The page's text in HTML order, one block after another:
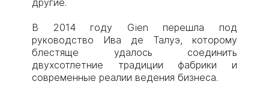
В 2014 году Gien перешла под
руководство Ива де Талуэ, которому
блестяще удалось соединить
двухсотлетние традиции фабрики и
современные реалии ведения бизнеса.